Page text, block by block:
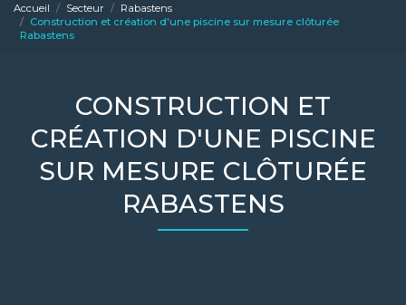
Accueil Secteur
Rabastens
Construction et création d'une piscine sur mesure clôturée
Rabastens
CONSTRUCTION ET
CRÉATION D'UNE PISCINE
SUR MESURE CLÔTURÉE
RABASTENS